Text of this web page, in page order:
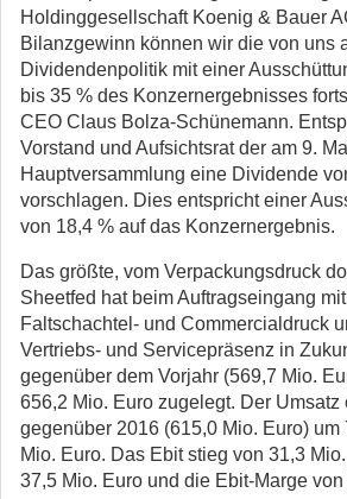
Holdinggesellschaft Koenig & Bauer
Bilanzgewinn können wir die von uns
Dividendenpolitik mit einer
bis 35 % des Konzernergebnisses
CEO Claus Bolza-Schünemann.
Vorstand und Aufsichtsrat der am 9.
Hauptversammlung eine Dividende
vorschlagen. Dies entspricht einer
von 18,4 % auf das Konzernergebnis.
Das größte, vom Verpackungsdruck
Sheetfed hat beim Auftragseingang
Faltschachtel- und Commercialdruck
Vertriebs- und Servicepräsenz in
gegenüber dem Vorjahr (569,7 Mio.
656,2 Mio. Euro zugelegt. Der Umsatz
gegenüber 2016 (615,0 Mio. Euro) um
Mio. Euro. Das Ebit stieg von 31,3
37,5 Mio. Euro und die Ebit-Marge von